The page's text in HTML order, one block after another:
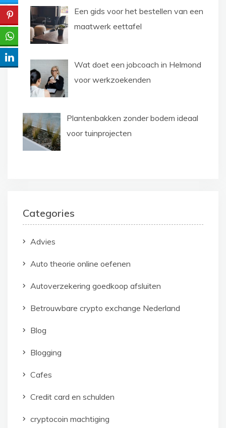
Een gids voor het bestellen van een
maatwerk eettafel
Wat doet een jobcoach in Helmond
voor werkzoekenden
Plantenbakken zonder bodem ideaal
voor tuinprojecten
Categories
Advies
Auto theorie online oefenen
Autoverzekering goedkoop afsluiten
Betrouwbare crypto exchange Nederland
Blog
Blogging
Cafes
Credit card en schulden
cryptocoin machtiging